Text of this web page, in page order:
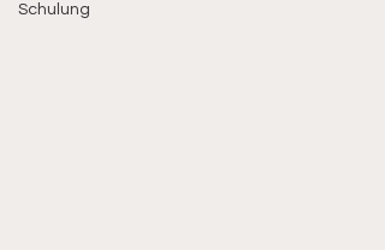
Schulung